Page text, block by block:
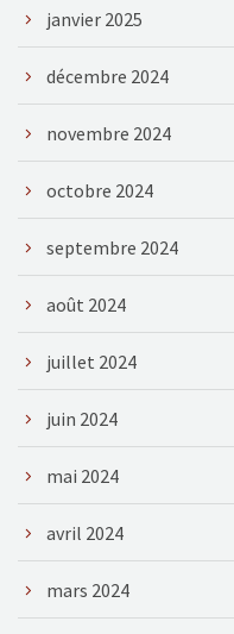
janvier 2025
décembre 2024
novembre 2024
octobre 2024
septembre 2024
août 2024
juillet 2024
juin 2024
mai 2024
avril 2024
mars 2024